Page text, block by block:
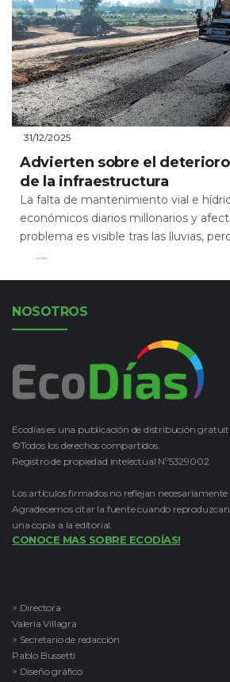
31/12/2025
Advierten sobre el deterioro
de la infraestructura
La falta de mantenimiento vial e
económicos diarios millonarios y
problema es visible tras las lluvias,
Leer Más
NOSOTROS
Ecodías es una publicación de distribución
©Todos los derechos compartidos.
Registro de propiedad intelectual Nº5329002
Los artículos firmados no reflejan necesariamente
Agradecemos citar la fuente cuando
una copia a la editorial.
CONOCE MAS SOBRE ECODÍAS!
> Directora
Valeria Villagra
> Secretario de redacción
Pablo Bussetti
> Diseño gráfico